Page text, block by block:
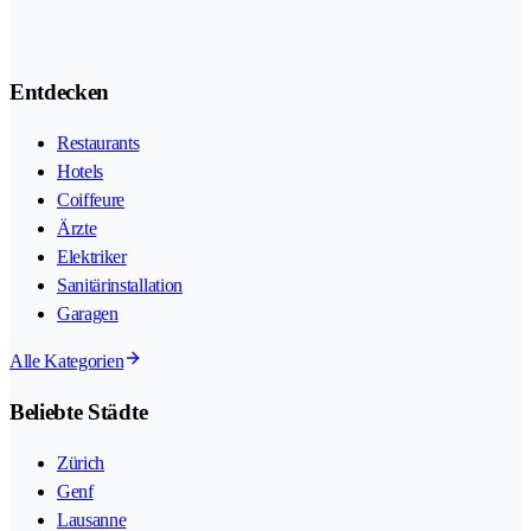
Entdecken
Restaurants
Hotels
Coiffeure
Ärzte
Elektriker
Sanitärinstallation
Garagen
Alle Kategorien
Beliebte Städte
Zürich
Genf
Lausanne